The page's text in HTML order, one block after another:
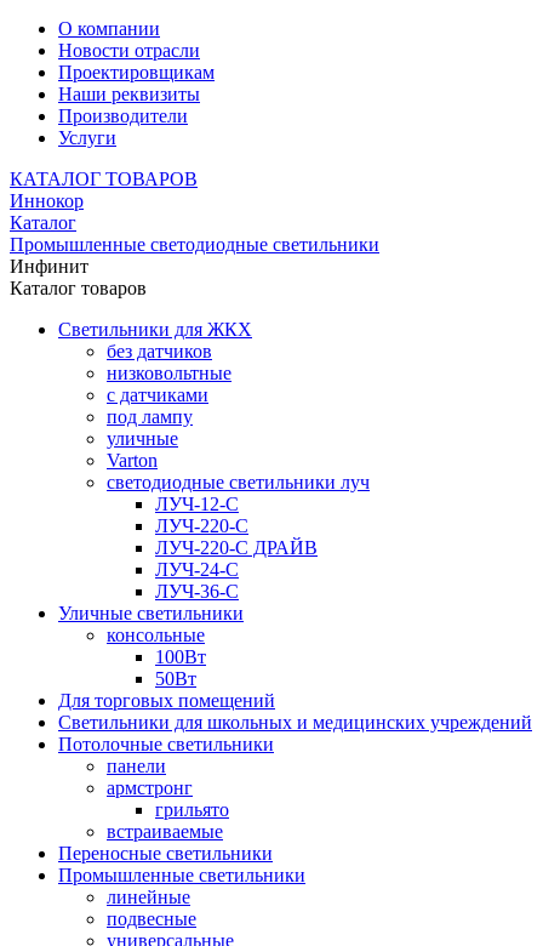
О компании
Новости отрасли
Проектировщикам
Наши реквизиты
Производители
Услуги
КАТАЛОГ ТОВАРОВ
Иннокор
Каталог
Промышленные светодиодные светильники
Инфинит
Каталог товаров
Светильники для ЖКХ
без датчиков
низковольтные
с датчиками
под лампу
уличные
Varton
светодиодные светильники луч
ЛУЧ-12-С
ЛУЧ-220-С
ЛУЧ-220-С ДРАЙВ
ЛУЧ-24-С
ЛУЧ-36-С
Уличные светильники
консольные
100Вт
50Вт
Для торговых помещений
Светильники для школьных и медицинских учреждений
Потолочные светильники
панели
армстронг
грильято
встраиваемые
Переносные светильники
Промышленные светильники
линейные
подвесные
универсальные